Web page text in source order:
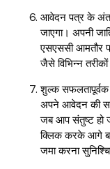
आवेदन पत्र के अंत
जाएगा। अपनी
एसएससी आमतौर
जैसे विभिन्न
शुल्क
अपने आवेदन की
जब आप संतुष्ट हो
क्लिक करके आगे
जमा करना